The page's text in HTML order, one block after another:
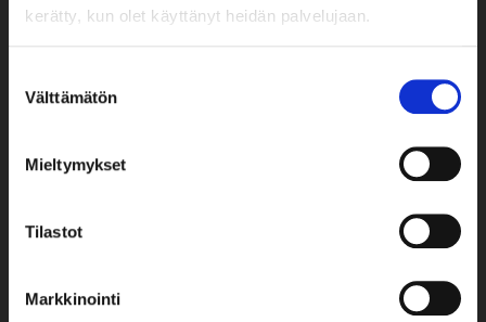
kerätty, kun olet käyttänyt heidän palvelujaan.
valinta
Välttämätön
Mieltymykset
Tilastot
Markkinointi
Tuntiveloituksen